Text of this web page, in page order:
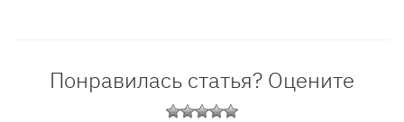
Понравилась статья? Оцените